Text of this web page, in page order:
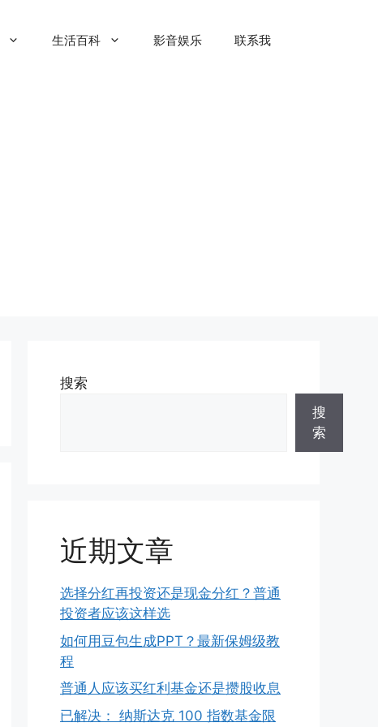
生活百科 影音娱乐 联系我
搜索
搜
索
近期文章
选择分红再投资还是现金分红？普通
投资者应该这样选
如何用豆包生成PPT？最新保姆级教
程
普通人应该买红利基金还是攒股收息
已解决： 纳斯达克 100 指数基金限